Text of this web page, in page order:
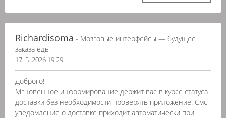
Richardisoma - Мозговые интерфейсы — будущее
заказа еды
17. 5. 2026 19:29
Доброго!
Мгновенное информирование держит вас в курсе статуса
доставки без необходимости проверять приложение. Смс
уведомление о доставке приходит автоматически при